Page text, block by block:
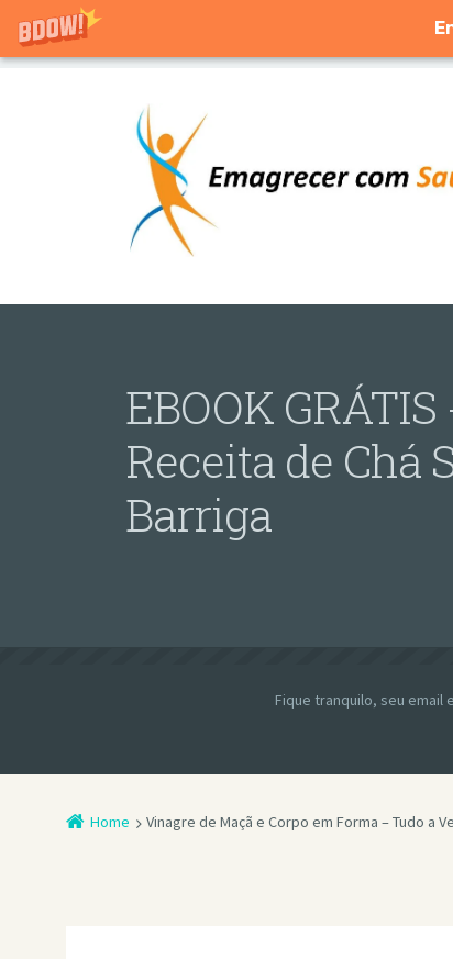
EBOOK GRÁTIS
Receita de Chá
Barriga
Fique tranquilo, seu email
Home Vinagre de Maçã e Corpo em Forma – Tudo a